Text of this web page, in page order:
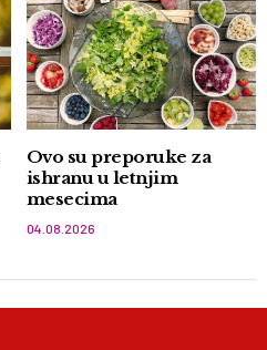
Ovo su preporuke za
ishranu u letnjim
mesecima
04.08.2026